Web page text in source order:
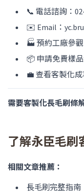
📞 電話諮詢：
✉️ Email：
🏭 預約工廠參
📦 申請免費樣
💼 查看客製化
需要客製化長毛刷條
了解永臣毛刷
相關文章推薦：
長毛刷完整指